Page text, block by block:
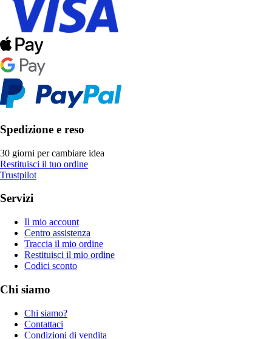
Spedizione e reso
30 giorni per cambiare idea
Restituisci il tuo ordine
Trustpilot
Servizi
Il mio account
Centro assistenza
Traccia il mio ordine
Restituisci il mio ordine
Codici sconto
Chi siamo
Chi siamo?
Contattaci
Condizioni di vendita